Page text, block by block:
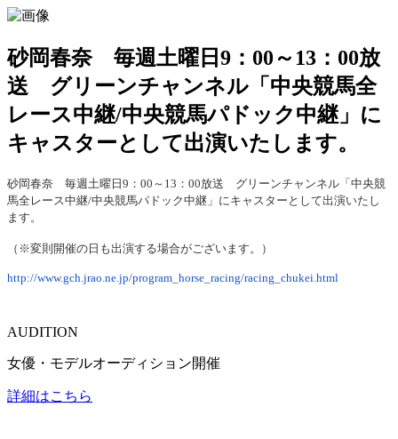
砂岡春奈 毎週土曜日9：00～13：00放
送 グリーンチャンネル「中央競馬全
レース中継/中央競馬パドック中継」に
キャスターとして出演いたします。
砂岡春奈 毎週土曜日9：00～13：00放送 グリーンチャンネル「中央競
馬全レース中継/中央競馬パドック中継」にキャスターとして出演いたし
ます。
（※変則開催の日も出演する場合がございます。）
http://www.gch.jrao.ne.jp/program_horse_racing/racing_chukei.html
AUDITION
女優・モデルオーディション開催
詳細はこちら